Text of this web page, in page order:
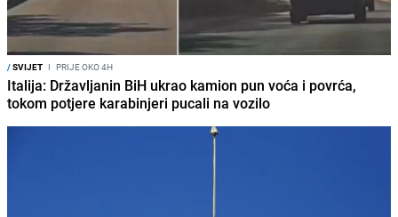
/SVIJET I PRIJE OKO 4H
Italija: Državljanin BiH ukrao kamion pun voća i povrća,
tokom potjere karabinjeri pucali na vozilo